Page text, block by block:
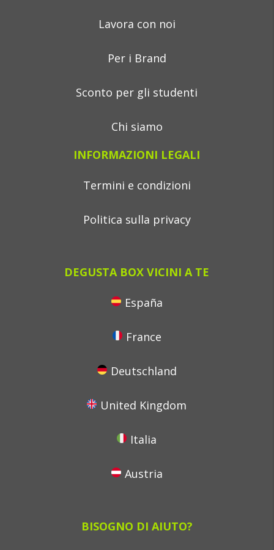
Lavora con noi
Per i Brand
Sconto per gli studenti
Chi siamo
INFORMAZIONI LEGALI
Termini e condizioni
Politica sulla privacy
DEGUSTA BOX VICINI A TE
España
France
Deutschland
United Kingdom
Italia
Austria
BISOGNO DI AIUTO?